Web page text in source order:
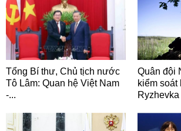
Tổng Bí thư, Chủ tịch nước
Tô Lâm: Quan hệ Việt Nam
-...
Quân đội
kiểm
Ryzhevka